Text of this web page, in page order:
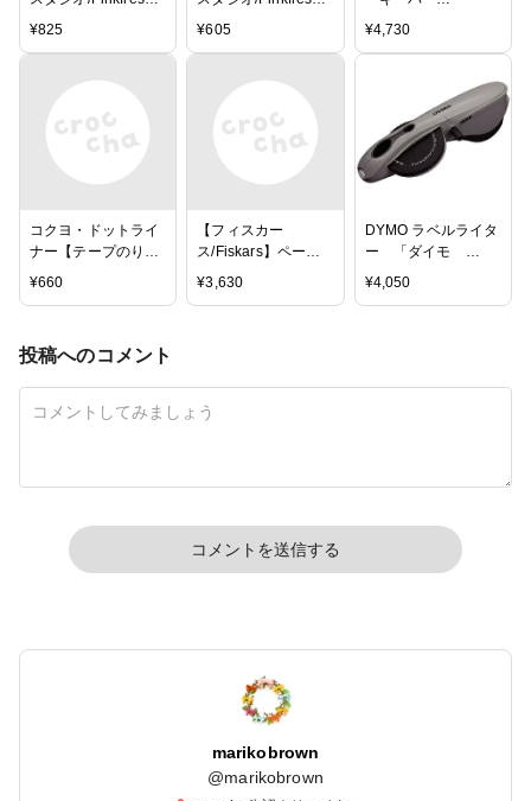
Studio】パフィーフ
Puffy phrase stickers
（5.5×11インチ）
¥825
Studio】 カードスト
stock tags
¥605
ス/WRMK】ワードパ
ンチボード - Word
¥4,730
コクヨ・ドットライ
ナー【テープのり】
しっかり貼る - ロン
¥660
【フィスカー
ス/Fiskars】ペーパ
ートリマー - Photo
Bypass Paper
¥3,630
DYMO ラベルライタ
ー 「ダイモ
M−1595GY（6・9・
12mmテープ用）」
¥4,050
投稿へのコメント
コメントを送信する
marikobrown
@marikobrown